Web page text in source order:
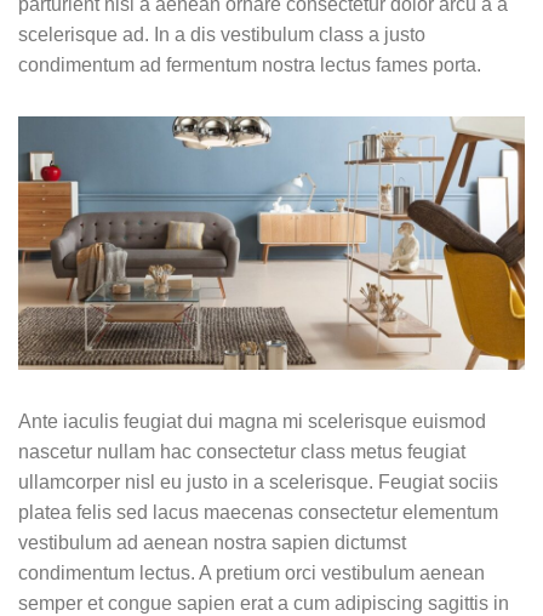
parturient nisl a aenean ornare consectetur dolor arcu a a
scelerisque ad. In a dis vestibulum class a justo
condimentum ad fermentum nostra lectus fames porta.
Ante iaculis feugiat dui magna mi scelerisque euismod
nascetur nullam hac consectetur class metus feugiat
ullamcorper nisl eu justo in a scelerisque. Feugiat sociis
platea felis sed lacus maecenas consectetur elementum
vestibulum ad aenean nostra sapien dictumst
condimentum lectus. A pretium orci vestibulum aenean
semper et congue sapien erat a cum adipiscing sagittis in